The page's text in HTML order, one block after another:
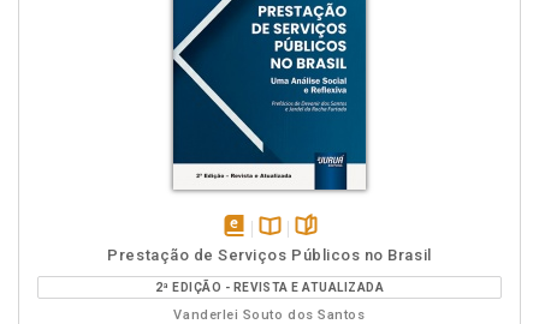
disponível
em
eBook
Disponível
na
B.V.
páginas
Prestação de Serviços Públicos no Brasil
2ª EDIÇÃO - REVISTA E ATUALIZADA
Vanderlei Souto dos Santos